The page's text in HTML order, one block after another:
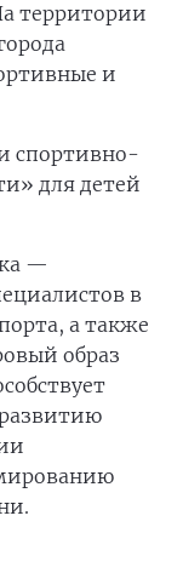
территории
и
спортивно-
для детей
—
в
а также
образ